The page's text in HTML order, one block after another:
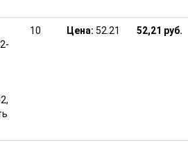
10 Цена: 52.21 52,21 руб.